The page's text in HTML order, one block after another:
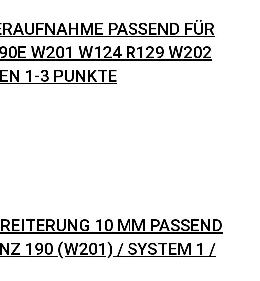
PASSEND FÜR
W201 W124 R129 W202
1-3 PUNKTE
10 MM PASSEND
190 (W201) / SYSTEM 1 /